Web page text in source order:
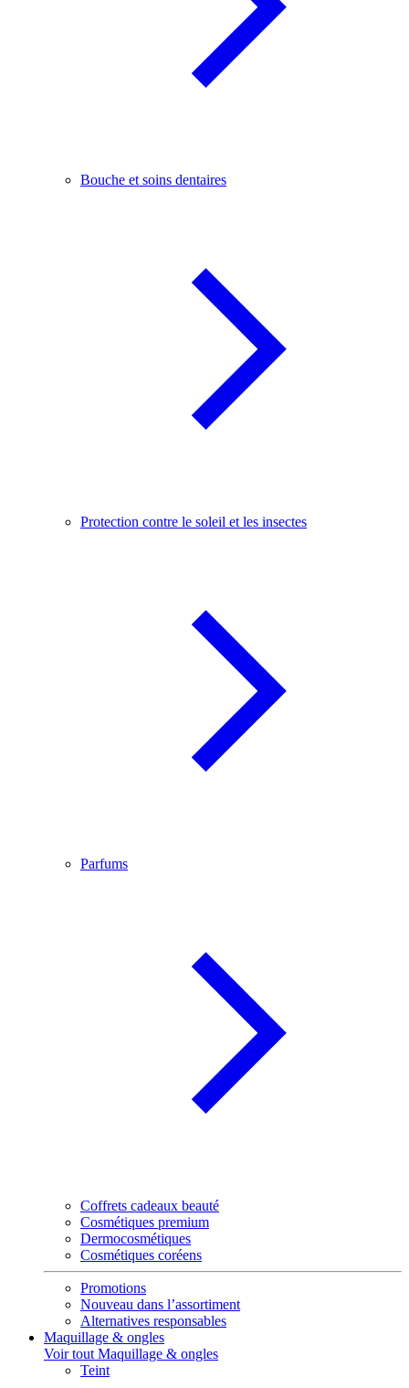
Bouche et soins dentaires
Protection contre le soleil et les insectes
Parfums
Coffrets cadeaux beauté
Cosmétiques premium
Dermocosmétiques
Cosmétiques coréens
Promotions
Nouveau dans l’assortiment
Alternatives responsables
Maquillage & ongles
Voir tout Maquillage & ongles
Teint